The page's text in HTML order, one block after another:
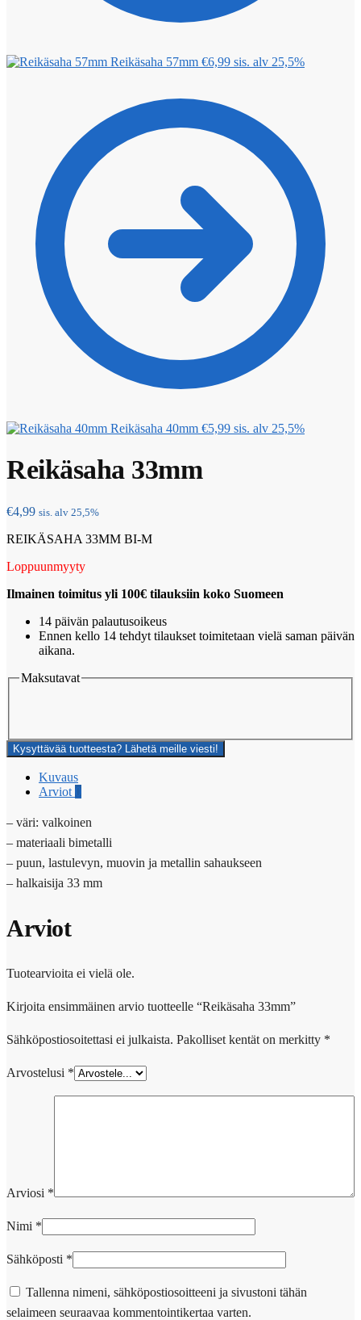
Reikäsaha 57mm €6,99 sis. alv 25,5%
Reikäsaha 40mm €5,99 sis. alv 25,5%
Reikäsaha 33mm
€4,99 sis. alv 25,5%
REIKÄSAHA 33MM BI-M
Loppuunmyyty
Ilmainen toimitus yli 100€ tilauksiin koko Suomeen
14 päivän palautusoikeus
Ennen kello 14 tehdyt tilaukset toimitetaan vielä saman päivän
aikana.
Maksutavat
Kysyttävää tuotteesta? Lähetä meille viesti!
Kuvaus
Arviot 0
– väri: valkoinen
– materiaali bimetalli
– puun, lastulevyn, muovin ja metallin sahaukseen
– halkaisija 33 mm
Arviot
Tuotearvioita ei vielä ole.
Kirjoita ensimmäinen arvio tuotteelle “Reikäsaha 33mm”
Sähköpostiosoitettasi ei julkaista. Pakolliset kentät on merkitty *
Arvostelusi *
Arviosi *
Nimi *
Sähköposti *
Tallenna nimeni, sähköpostiosoitteeni ja sivustoni tähän
selaimeen seuraavaa kommentointikertaa varten.